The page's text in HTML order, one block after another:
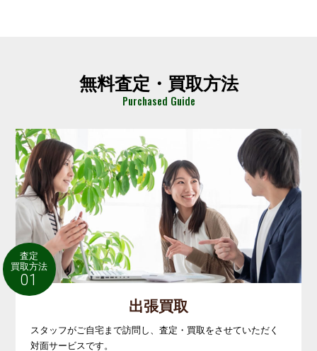
無料査定・買取方法
Purchased Guide
査定
買取方法
01
出張買取
スタッフがご自宅まで訪問し、査定・買取をさせていただく
対面サービスです。